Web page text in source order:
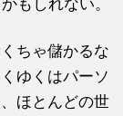
もしれない。
ちゃ儲かるな
ゆくはパーソ
ほとんどの世